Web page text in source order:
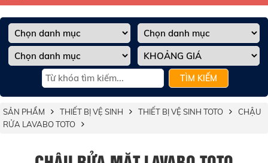
TÌM KIẾM
SẢN PHẨM THIẾT BỊ VỆ SINH THIẾT BỊ VỆ SINH TOTO
CHẬU
RỬA LAVABO TOTO